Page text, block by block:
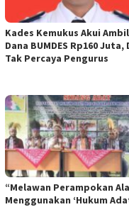
Kades Kemukus Akui
Dana BUMDES Rp160 Juta,
Tak Percaya Pengurus
“Melawan Perampokan
Menggunakan ‘Hukum